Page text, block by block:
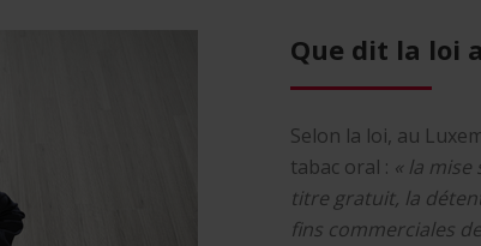
Que dit la loi
Selon la loi, au
tabac oral : « la
titre gratuit, la
fins commerciales